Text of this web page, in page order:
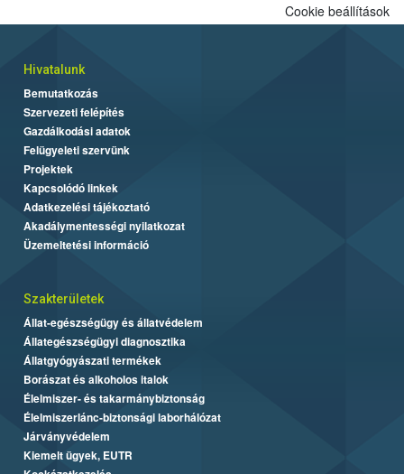
Cookie beállítások
Hivatalunk
Bemutatkozás
Szervezeti felépítés
Gazdálkodási adatok
Felügyeleti szervünk
Projektek
Kapcsolódó linkek
Adatkezelési tájékoztató
Akadálymentességi nyilatkozat
Üzemeltetési információ
Szakterületek
Állat-egészségügy és állatvédelem
Állategészségügyi diagnosztika
Állatgyógyászati termékek
Borászat és alkoholos italok
Élelmiszer- és takarmánybiztonság
Élelmiszerlánc-biztonsági laborhálózat
Járványvédelem
Kiemelt ügyek, EUTR